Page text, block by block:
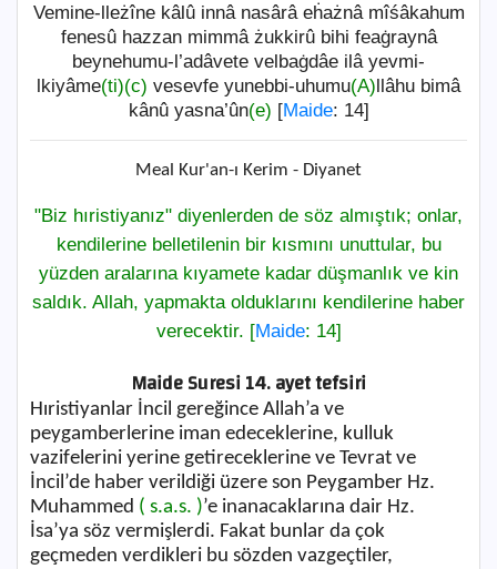
Vemine-lleżîne kâlû innâ nasârâ eḣażnâ mîśâkahum
fenesû hazzan mimmâ żukkirû bihi feaġraynâ
beynehumu-l’adâvete velbaġdâe ilâ yevmi-
lkiyâme(ti)(c) vesevfe yunebbi-uhumu(A)llâhu bimâ
kânû yasna’ûn(e) [Maide: 14]
Meal Kur'an-ı Kerim - Diyanet
"Biz hıristiyanız" diyenlerden de söz almıştık; onlar,
kendilerine belletilenin bir kısmını unuttular, bu
yüzden aralarına kıyamete kadar düşmanlık ve kin
saldık. Allah, yapmakta olduklarını kendilerine haber
verecektir. [Maide: 14]
Maide Suresi 14. ayet tefsiri
Hıristiyanlar İncil gereğince Allah’a ve
peygamberlerine iman edeceklerine, kulluk
vazifelerini yerine getireceklerine ve Tevrat ve
İncil’de haber verildiği üzere son Peygamber Hz.
Muhammed ( s.a.s. )’e inanacaklarına dair Hz.
İsa’ya söz vermişlerdi. Fakat bunlar da çok
geçmeden verdikleri bu sözden vazgeçtiler,